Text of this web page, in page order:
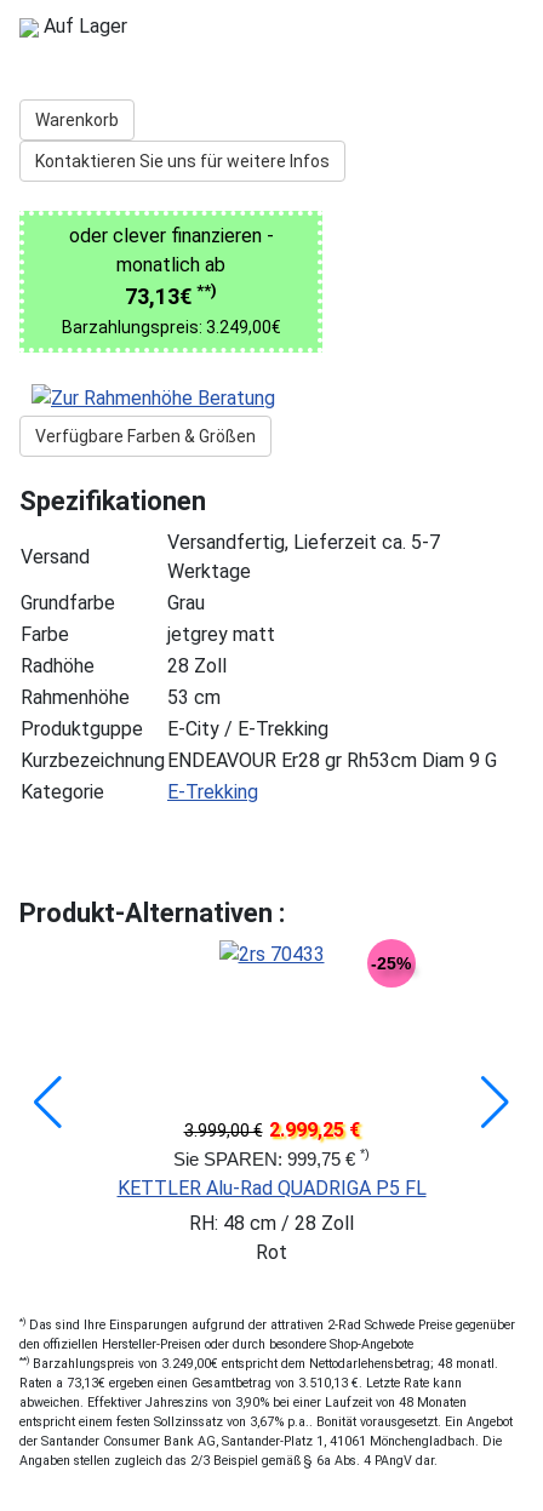
Auf Lager
Warenkorb
Kontaktieren Sie uns für weitere Infos
oder clever finanzieren -
monatlich ab
73,13€ **)
Barzahlungspreis: 3.249,00€
Verfügbare Farben & Größen
Spezifikationen
Versand
Versandfertig, Lieferzeit ca. 5-7
Werktage
Grundfarbe
Grau
Farbe
jetgrey matt
Radhöhe
28 Zoll
Rahmenhöhe
53 cm
Produktguppe
E-City / E-Trekking
KurzbezeichnungENDEAVOUR Er28 gr Rh53cm Diam 9 G
Kategorie
E-Trekking
Produkt-Alternativen :
-25%
3.999,00 € 2.999,25 €
Sie SPAREN: 999,75 € *)
KETTLER Alu-Rad QUADRIGA P5 FL
RH: 48 cm / 28 Zoll
Rot
*) Das sind Ihre Einsparungen aufgrund der attrativen 2-Rad Schwede Preise gegenüber
den offiziellen Hersteller-Preisen oder durch besondere Shop-Angebote
**) Barzahlungspreis von 3.249,00€ entspricht dem Nettodarlehensbetrag; 48 monatl.
Raten a 73,13€ ergeben einen Gesamtbetrag von 3.510,13 €. Letzte Rate kann
abweichen. Effektiver Jahreszins von 3,90% bei einer Laufzeit von 48 Monaten
entspricht einem festen Sollzinssatz von 3,67% p.a.. Bonität vorausgesetzt. Ein Angebot
der Santander Consumer Bank AG, Santander-Platz 1, 41061 Mönchengladbach. Die
Angaben stellen zugleich das 2/3 Beispiel gemäß § 6a Abs. 4 PAngV dar.